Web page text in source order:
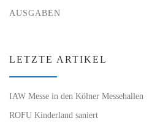
AUSGABEN
LETZTE ARTIKEL
IAW Messe in den Kölner Messehallen
ROFU Kinderland saniert